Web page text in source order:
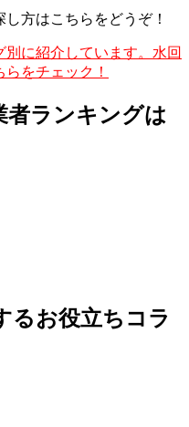
方はこちらをどうぞ！
に紹介しています。水回
をチェック！
者ランキングは
るお役立ちコラ